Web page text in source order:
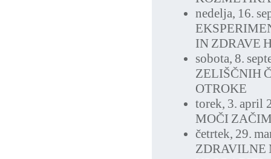
nedelja, 16.
IN ZDRAVE
sobota, 8.
ZELIŠČNIH
OTROKE
torek, 3. april
MOČI
četrtek, 29.
ZDRAVILNE